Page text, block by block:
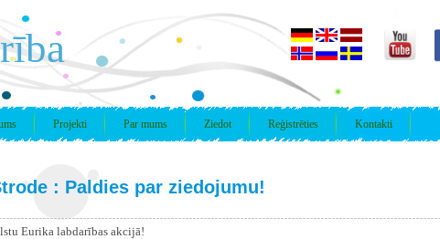
Projekti Par mums Ziedot Reģistrēties Kontakti
: Paldies par ziedojumu!
Eurika labdarības akcijā!